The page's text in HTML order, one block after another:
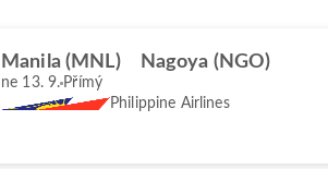
Manila (MNL) Nagoya (NGO)
ne 13. 9. Přímý
Philippine Airlines